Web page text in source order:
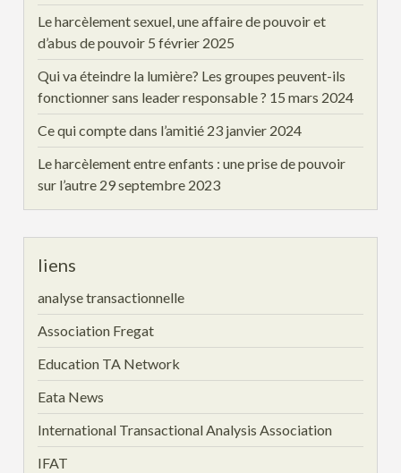
Le harcèlement sexuel, une affaire de pouvoir et
d’abus de pouvoir 5 février 2025
Qui va éteindre la lumière? Les groupes peuvent-ils
fonctionner sans leader responsable ? 15 mars 2024
Ce qui compte dans l’amitié 23 janvier 2024
Le harcèlement entre enfants : une prise de pouvoir
sur l’autre 29 septembre 2023
liens
analyse transactionnelle
Association Fregat
Education TA Network
Eata News
International Transactional Analysis Association
IFAT